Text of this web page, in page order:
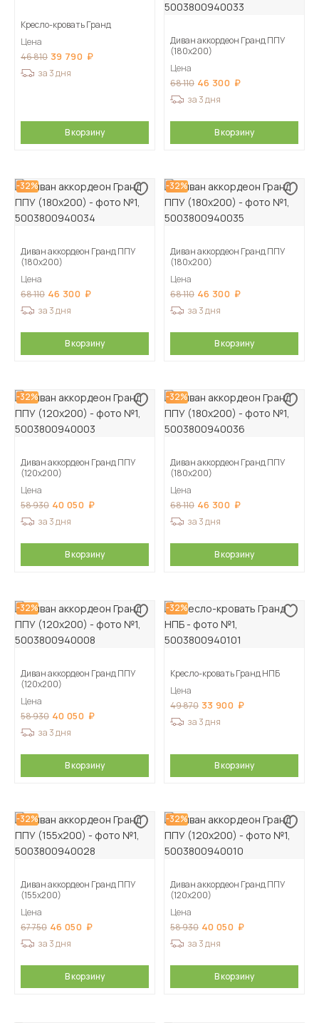
Кресло-кровать Гранд
Цена
46 810 39 790
за 3 дня
В корзину
Диван аккордеон Гранд ППУ
(180х200)
Цена
68 110 46 300
за 3 дня
В корзину
-32%
Диван аккордеон Гранд ППУ
(180х200)
Цена
68 110 46 300
за 3 дня
В корзину
-32%
Диван аккордеон Гранд ППУ
(180х200)
Цена
68 110 46 300
за 3 дня
В корзину
-32%
Диван аккордеон Гранд ППУ
(120х200)
Цена
58 930 40 050
за 3 дня
В корзину
-32%
Диван аккордеон Гранд ППУ
(180х200)
Цена
68 110 46 300
за 3 дня
В корзину
-32%
Диван аккордеон Гранд ППУ
(120х200)
Цена
58 930 40 050
за 3 дня
В корзину
-32%
Кресло-кровать Гранд НПБ
Цена
49 870 33 900
за 3 дня
В корзину
-32%
Диван аккордеон Гранд ППУ
(155х200)
Цена
67 750 46 050
за 3 дня
В корзину
-32%
Диван аккордеон Гранд ППУ
(120х200)
Цена
58 930 40 050
за 3 дня
В корзину